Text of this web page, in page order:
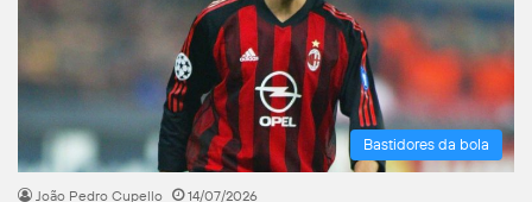
Bastidores da bola
João Pedro Cupello 14/07/2026